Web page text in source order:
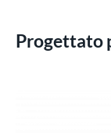
Progettato